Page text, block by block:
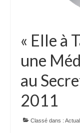
« Elle à
une
au
2011
Classé dans :